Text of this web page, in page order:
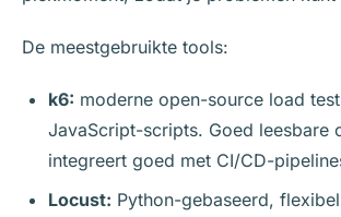
De meestgebruikte tools:
k6: moderne open-source load
JavaScript-scripts. Goed leesbare
integreert goed met CI/CD-
Locust: Python-gebaseerd,